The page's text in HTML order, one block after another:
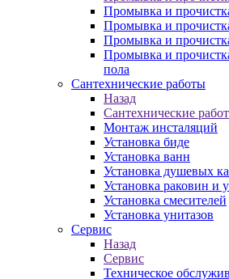
Промывка и
Промывка и
Промывка и
Промывка и
пола
Сантехнические работы
Назад
Сантехнические
Монтаж инсталяций
Установка биде
Установка ванн
Установка душевых
Установка раковин и
Установка смесителей
Установка унитазов
Сервис
Назад
Сервис
Техническое